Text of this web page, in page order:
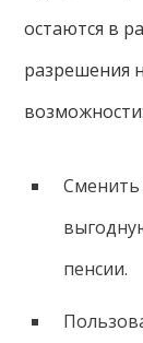
остаются в
разрешения
возможности:
Сменить
пенсии.